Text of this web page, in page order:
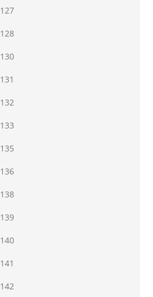
127
128
130
131
132
133
135
136
138
139
140
141
142